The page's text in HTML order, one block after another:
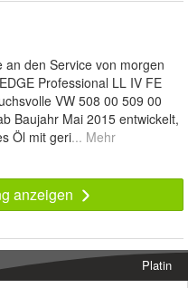
den Service von morgen
Professional LL IV FE
VW 508 00 509 00
Baujahr Mai 2015 entwickelt,
Öl mit geri... Mehr
anzeigen
Platin